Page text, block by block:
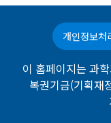
개인정보처
이 홈페이지는 과
복권기금(기획재